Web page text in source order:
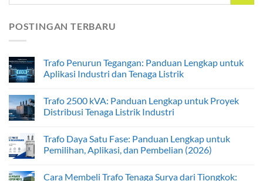
POSTINGAN TERBARU
Trafo Penurun Tegangan: Panduan Lengkap untuk
Aplikasi Industri dan Tenaga Listrik
Trafo 2500 kVA: Panduan Lengkap untuk Proyek
Distribusi Tenaga Listrik Industri
Trafo Daya Satu Fase: Panduan Lengkap untuk
Pemilihan, Aplikasi, dan Pembelian (2026)
Cara Membeli Trafo Tenaga Surya dari Tiongkok: